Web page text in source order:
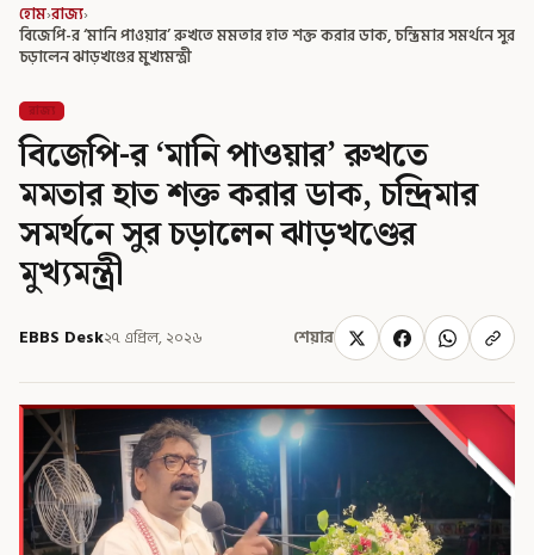
হোম›রাজ্য›
বিজেপি-র ‘মানি পাওয়ার’ রুখতে মমতার হাত শক্ত করার ডাক, চন্দ্রিমার সমর্থনে সুর
চড়ালেন ঝাড়খণ্ডের মুখ্যমন্ত্রী
রাজ্য
বিজেপি-র ‘মানি পাওয়ার’ রুখতে
মমতার হাত শক্ত করার ডাক, চন্দ্রিমার
সমর্থনে সুর চড়ালেন ঝাড়খণ্ডের
মুখ্যমন্ত্রী
EBBS Desk২৭ এপ্রিল, ২০২৬ শেয়ার